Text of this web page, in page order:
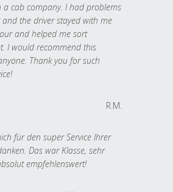
a cab company. I had problems
the driver stayed with me
and helped me sort
I would recommend this
Thank you for such
R.M.
für den super Service Ihrer
Das war Klasse, sehr
empfehlenswert!